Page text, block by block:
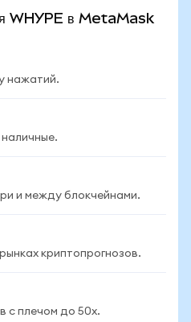
WHYPE в MetaMask
нажатий.
и между блокчейнами.
рынках криптопрогнозов.
с плечом до 50x.